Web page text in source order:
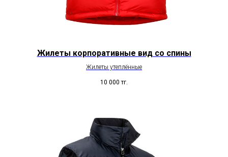
Жилеты корпоративные вид со спины
Жилеты утеплённые
10 000 тг.